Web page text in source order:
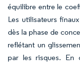
équilibre entre le
Les utilisateurs
dès la phase de
reflétant un
par les risques. En